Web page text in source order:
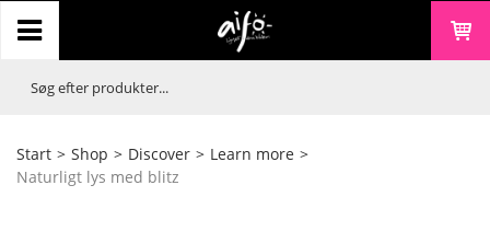
Start > Shop > Discover > Learn more >
Naturligt lys med blitz